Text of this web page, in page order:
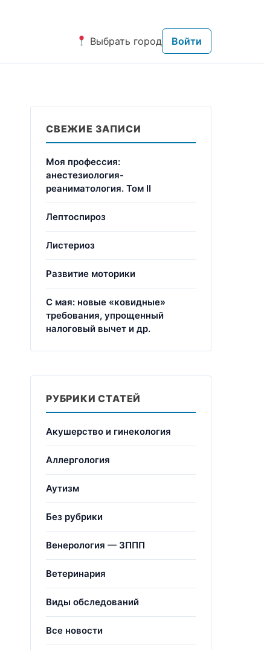
Выбрать город Войти
СВЕЖИЕ ЗАПИСИ
Моя профессия:
анестезиология-
реаниматология. Том II
Лептоспироз
Листериоз
Развитие моторики
С мая: новые «ковидные»
требования, упрощенный
налоговый вычет и др.
РУБРИКИ СТАТЕЙ
Акушерство и гинекология
Аллергология
Аутизм
Без рубрики
Венерология — ЗППП
Ветеринария
Виды обследований
Все новости